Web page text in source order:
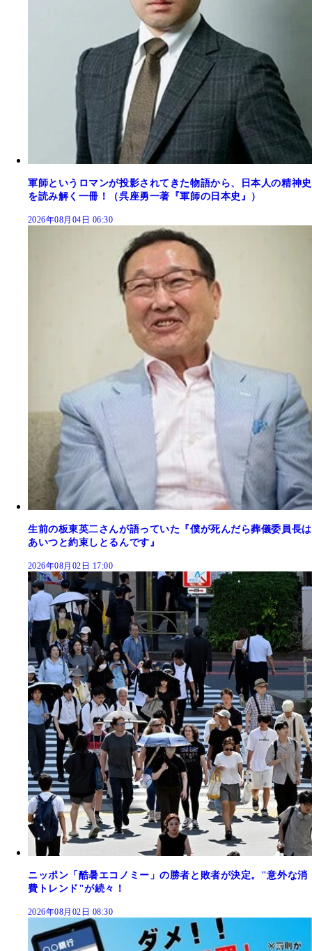
軍師というロマンが投影されてきた物語から、日本人の精神史
を読み解く一冊！（呉座勇一著『軍師の日本史』）
2026年08月04日 06:30
生前の板東英二さんが語っていた『僕が死んだら葬儀委員長は
あいつと約束しとるんです』
2026年08月02日 17:00
ニッポン「酷暑エコノミー」の勝者と敗者が決定。"意外な消
費トレンド"が続々！
2026年08月02日 08:30